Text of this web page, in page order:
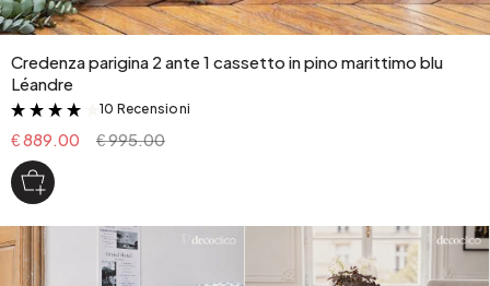
Credenza parigina 2 ante 1 cassetto in pino marittimo blu
Léandre
&
10 Recensioni
€ 889.00 € 995.00